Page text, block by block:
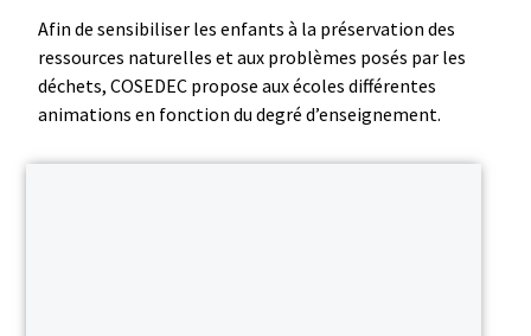
Afin de sensibiliser les enfants à la préservation des
ressources naturelles et aux problèmes posés par les
déchets, COSEDEC propose aux écoles différentes
animations en fonction du degré d’enseignement.